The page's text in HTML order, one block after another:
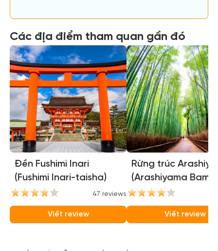
Các địa điểm tham quan gần đó
Đền Fushimi Inari
(Fushimi Inari-taisha)
47 reviews
Viết review
Rừng trúc
(Arashiyama
Forest)
Viết review